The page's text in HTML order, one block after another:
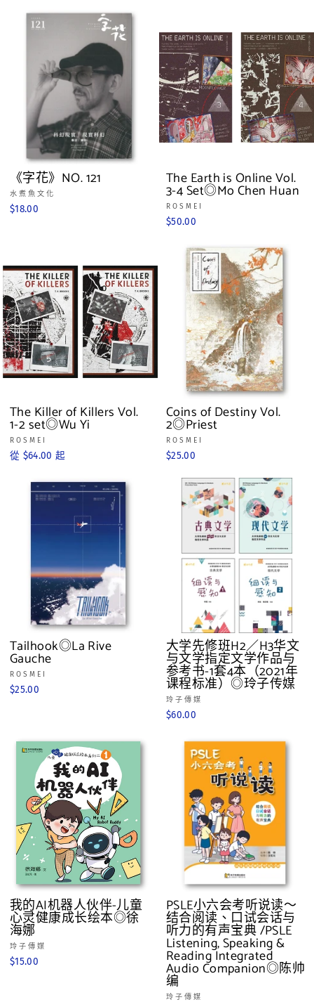
《字花》NO. 121
水煮魚文化
$18.00
The Earth is Online Vol.
3-4 Set◎Mo Chen Huan
ROSMEI
$50.00
The Killer of Killers Vol.
1-2 set◎Wu Yi
ROSMEI
從 $64.00 起
Coins of Destiny Vol.
2◎Priest
ROSMEI
$25.00
Tailhook◎La Rive
Gauche
ROSMEI
$25.00
大学先修班H2／H3华文
与文学指定文学作品与
参考书-1套4本（2021年
课程标准）◎玲子传媒
玲子傳媒
$60.00
我的AI机器人伙伴-儿童
心灵健康成长绘本◎徐
海娜
玲子傳媒
$15.00
PSLE小六会考听说读～
结合阅读、口试会话与
听力的有声宝典 /PSLE
Listening, Speaking &
Reading Integrated
Audio Companion◎陈帅
编
玲子傳媒